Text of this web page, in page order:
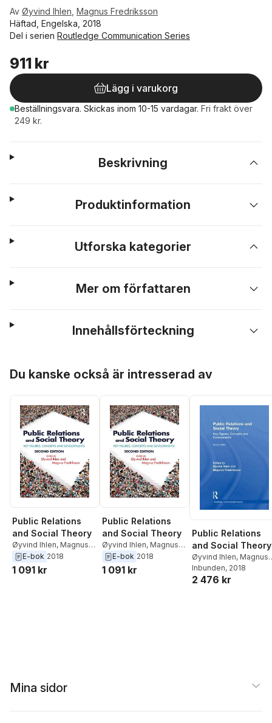
Av Øyvind Ihlen Magnus Fredriksson
Häftad, Engelska, 2018
Del i serien Routledge Communication Series
911 kr
Lägg i varukorg
Beställningsvara. Skickas inom 10-15 vardagar. Fri frakt över
249 kr.
Beskrivning
Produktinformation
Utforska kategorier
Mer om författaren
Innehållsförteckning
Du kanske också är intresserad av
Public Relations
and Social Theory
Øyvind Ihlen, Magnus
Fredriksson
E-bok 2018
1 091 kr
Public Relations
and Social Theory
Øyvind Ihlen, Magnus
Fredriksson
E-bok 2018
1 091 kr
Public Relations
and Social Theory
Øyvind Ihlen, Magnus
Fredriksson
Inbunden, 2018
2 476 kr
Mina sidor